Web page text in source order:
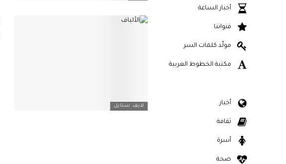
لايف ستايل
أخبار الساعة
قنواتنا
مولّد كلمات السر
مكتبة الخطوط العربية
أخبار
ثقافة
أسرة
صحة